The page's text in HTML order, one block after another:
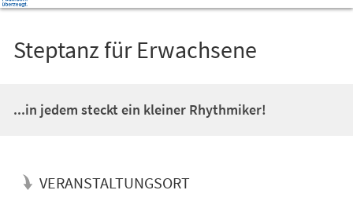
Steptanz für Erwachsene
...in jedem steckt ein kleiner Rhythmiker!
VERANSTALTUNGSORT